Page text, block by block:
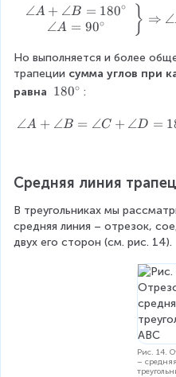
.
\
b
g
a
r
a
y
∠A + ∠B = 180∘
∠A = 90∘ } ⇒ ∠
Но выполняется и более
трапеции сумма углов при
равна 1
0
i
c
180∘ :
\
le
A
+
\
a
∠A + ∠B = ∠C + ∠D =
Средняя линия
В треугольниках мы
средняя линия – отрезок,
двух его сторон (см. рис. 14).
Рис. 14.
–